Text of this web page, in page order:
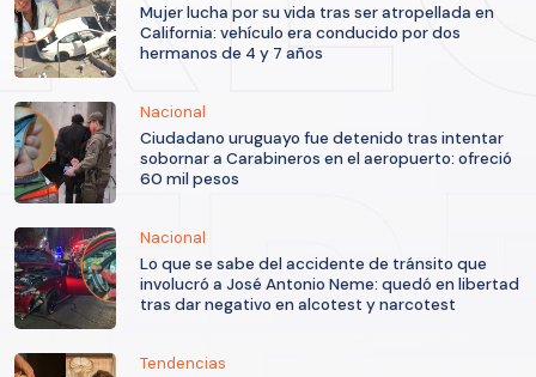
Mujer lucha por su vida tras ser atropellada en
California: vehículo era conducido por dos
hermanos de 4 y 7 años
Nacional
Ciudadano uruguayo fue detenido tras intentar
sobornar a Carabineros en el aeropuerto: ofreció
60 mil pesos
Nacional
Lo que se sabe del accidente de tránsito que
involucró a José Antonio Neme: quedó en libertad
tras dar negativo en alcotest y narcotest
Tendencias